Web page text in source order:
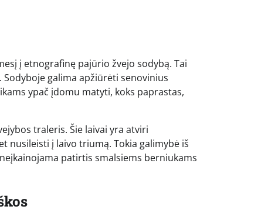
į etnografinę pajūrio žvejo sodybą. Tai
galima apžiūrėti senovinius
ypač įdomu matyti, koks paprastas,
traleris. Šie laivai yra atviri
nusileisti į laivo triumą. Tokia galimybė iš
patirtis smalsiems berniukams